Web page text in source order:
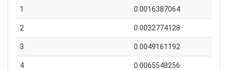
1 0.0016387064
2 0.0032774128
3 0.0049161192
4 0.0065548256